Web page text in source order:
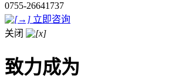
0755-26641737
立即咨询
关闭
致力成为